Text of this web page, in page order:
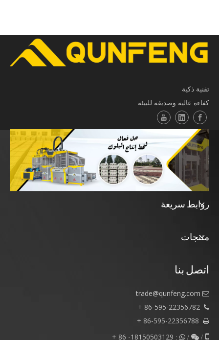
تقنية ذكية
كفاءة عالية وصديقة للبيئة
روابط سريعة
منتجات
اتصل بنا

trade@qunfeng.com



/

/  :
18150503129- 86 +